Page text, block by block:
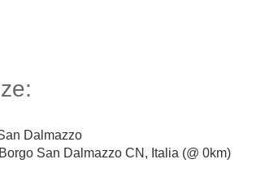
Dalmazzo
San Dalmazzo CN, Italia (@ 0km)